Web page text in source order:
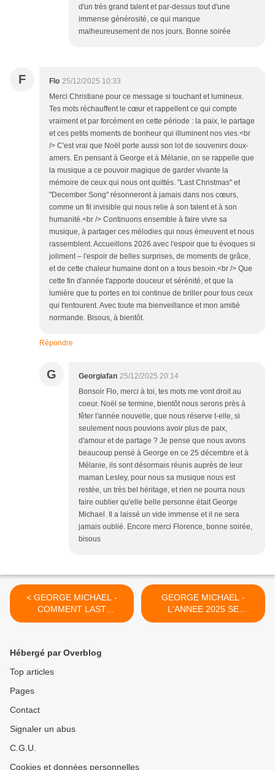
d'un très grand talent et par-dessus tout d'une
immense générosité, ce qui manque
malheureusement de nos jours. Bonne soirée
F Flo 25/12/2025 10:33
Merci Christiane pour ce message si touchant et lumineux.
Tes mots réchauffent le cœur et rappellent ce qui compte
vraiment et par forcément en cette période : la paix, le partage
et ces petits moments de bonheur qui illuminent nos vies.<br
/> C'est vrai que Noël porte aussi son lot de souvenirs doux-
amers. En pensant à George et à Mélanie, on se rappelle que
la musique a ce pouvoir magique de garder vivante la
mémoire de ceux qui nous ont quittés. "Last Christmas" et
"December Song" résonneront à jamais dans nos cœurs,
comme un fil invisible qui nous relie à son talent et à son
humanité.<br /> Continuons ensemble à faire vivre sa
musique, à partager ces mélodies qui nous émeuvent et nous
rassemblent. Accueillons 2026 avec l'espoir que tu évoques si
joliment – l'espoir de belles surprises, de moments de grâce,
et de cette chaleur humaine dont on a tous besoin.<br /> Que
cette fin d'année t'apporte douceur et sérénité, et que la
lumière que tu portes en toi continue de briller pour tous ceux
qui t'entourent. Avec toute ma bienveillance et mon amitié
normande. Bisous, à bientôt.
Répondre
G Georgiafan 25/12/2025 20:14
Bonsoir Flo, merci à toi, tes mots me vont droit au
coeur. Noël se termine, bientôt nous serons près à
fêter l'année nouvelle, que nous réserve t-elle, si
seulement nous pouvions avoir plus de paix,
d'amour et de partage ? Je pense que nous avons
beaucoup pensé à George en ce 25 décembre et à
Mélanie, ils sont désormais réunis auprès de leur
maman Lesley, pour nous sa musique nous est
restée, un très bel héritage, et rien ne pourra nous
faire oublier qu'elle belle personne était George
Michael. Il a laissé un vide immense et il ne sera
jamais oublié. Encore merci Florence, bonne soirée,
bisous
< GEORGE MICHAEL -
COMMENT LAST
CHRISTMAS DE WHAM! A
GEORGE MICHAEL -
L'ANNEE 2025 SE
TERMINE - QUE S'EST-IL
Hébergé par Overblog
Top articles
Pages
Contact
Signaler un abus
C.G.U.
Cookies et données personnelles